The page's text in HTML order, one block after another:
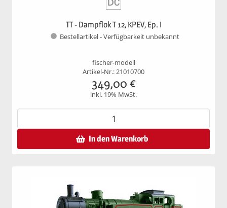
TT - Dampflok T 12, KPEV, Ep. I
Bestellartikel - Verfügbarkeit unbekannt
fischer-modell
Artikel-Nr.: 21010700
349,00 €
inkl. 19% MwSt.
In den Warenkorb